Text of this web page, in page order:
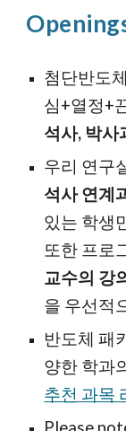
첨단반도
심+열정+
석사, 박사
우리 연구
석사 연계
있는 학생
또한 프로
교수의 강
을 우선적
반도체 패
양한 학과
추천 과목